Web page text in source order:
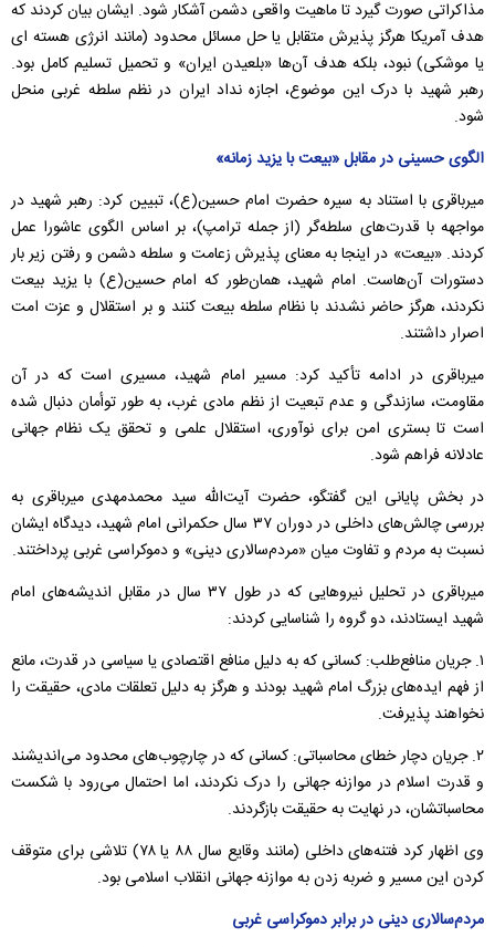
مذاکراتی صورت گیرد تا ماهیت واقعی دشمن آشکار شود. ایشان بیان کردند که
هدف آمریکا هرگز پذیرش متقابل یا حل مسائل محدود (مانند انرژی هسته ای
یا موشکی) نبود، بلکه هدف آن‌ها «بلعیدن ایران» و تحمیل تسلیم کامل بود.
رهبر شهید با درک این موضوع، اجازه نداد ایران در نظم سلطه غربی منحل
شود.
الگوی حسینی در مقابل «بیعت با یزید زمانه»
میرباقری با استناد به سیره حضرت امام حسین(ع)، تبیین کرد: رهبر شهید در
مواجهه با قدرت‌های سلطه‌گر (از جمله ترامپ)، بر اساس الگوی عاشورا عمل
کردند. «بیعت» در اینجا به معنای پذیرش زعامت و سلطه دشمن و رفتن زیر بار
دستورات آن‌هاست. امام شهید، همان‌طور که امام حسین(ع) با یزید بیعت
نکردند، هرگز حاضر نشدند با نظام سلطه بیعت کنند و بر استقلال و عزت امت
اصرار داشتند.
میرباقری در ادامه تأکید کرد: مسیر امام شهید، مسیری است که در آن
مقاومت، سازندگی و عدم تبعیت از نظم مادی غرب، به طور توأمان دنبال شده
است تا بستری امن برای نوآوری، استقلال علمی و تحقق یک نظام جهانی
عادلانه فراهم شود.
در بخش پایانی این گفتگو، حضرت آیت‌الله سید محمدمهدی میرباقری به
بررسی چالش‌های داخلی در دوران ۳۷ سال حکمرانی امام شهید، دیدگاه ایشان
نسبت به مردم و تفاوت میان «مردم‌سالاری دینی» و دموکراسی غربی پرداختند.
میرباقری در تحلیل نیروهایی که در طول ۳۷ سال در مقابل اندیشه‌های امام
شهید ایستادند، دو گروه را شناسایی کردند:
۱. جریان منافع‌طلب: کسانی که به دلیل منافع اقتصادی یا سیاسی در قدرت، مانع
از فهم ایده‌های بزرگ امام شهید بودند و هرگز به دلیل تعلقات مادی، حقیقت را
نخواهند پذیرفت.
۲. جریان دچار خطای محاسباتی: کسانی که در چارچوب‌های محدود می‌اندیشند
و قدرت اسلام در موازنه جهانی را درک نکردند، اما احتمال می‌رود با شکست
محاسباتشان، در نهایت به حقیقت بازگردند.
وی اظهار کرد فتنه‎‌های داخلی (مانند وقایع سال ۸۸ یا ۷۸) تلاشی برای متوقف
کردن این مسیر و ضربه زدن به موازنه جهانی انقلاب اسلامی بود.
مردم‌سالاری دینی در برابر دموکراسی غربی